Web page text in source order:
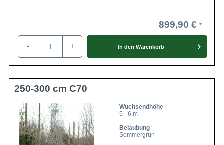
899,90 €
- + In den Warenkorb
250-300 cm C70
Wuchsendhöhe
5 - 6 m
Belaubung
Sommergrün